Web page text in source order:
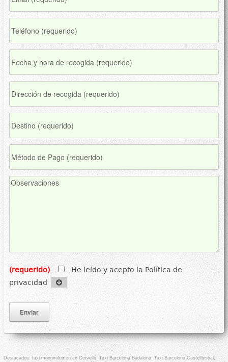
(requerido)
He leído y acepto la Política de
privacidad
Destacados: taxi monovolumen en Cervelló Taxi Barcelona Badalona Taxi Barcelona Castellbisbal ,